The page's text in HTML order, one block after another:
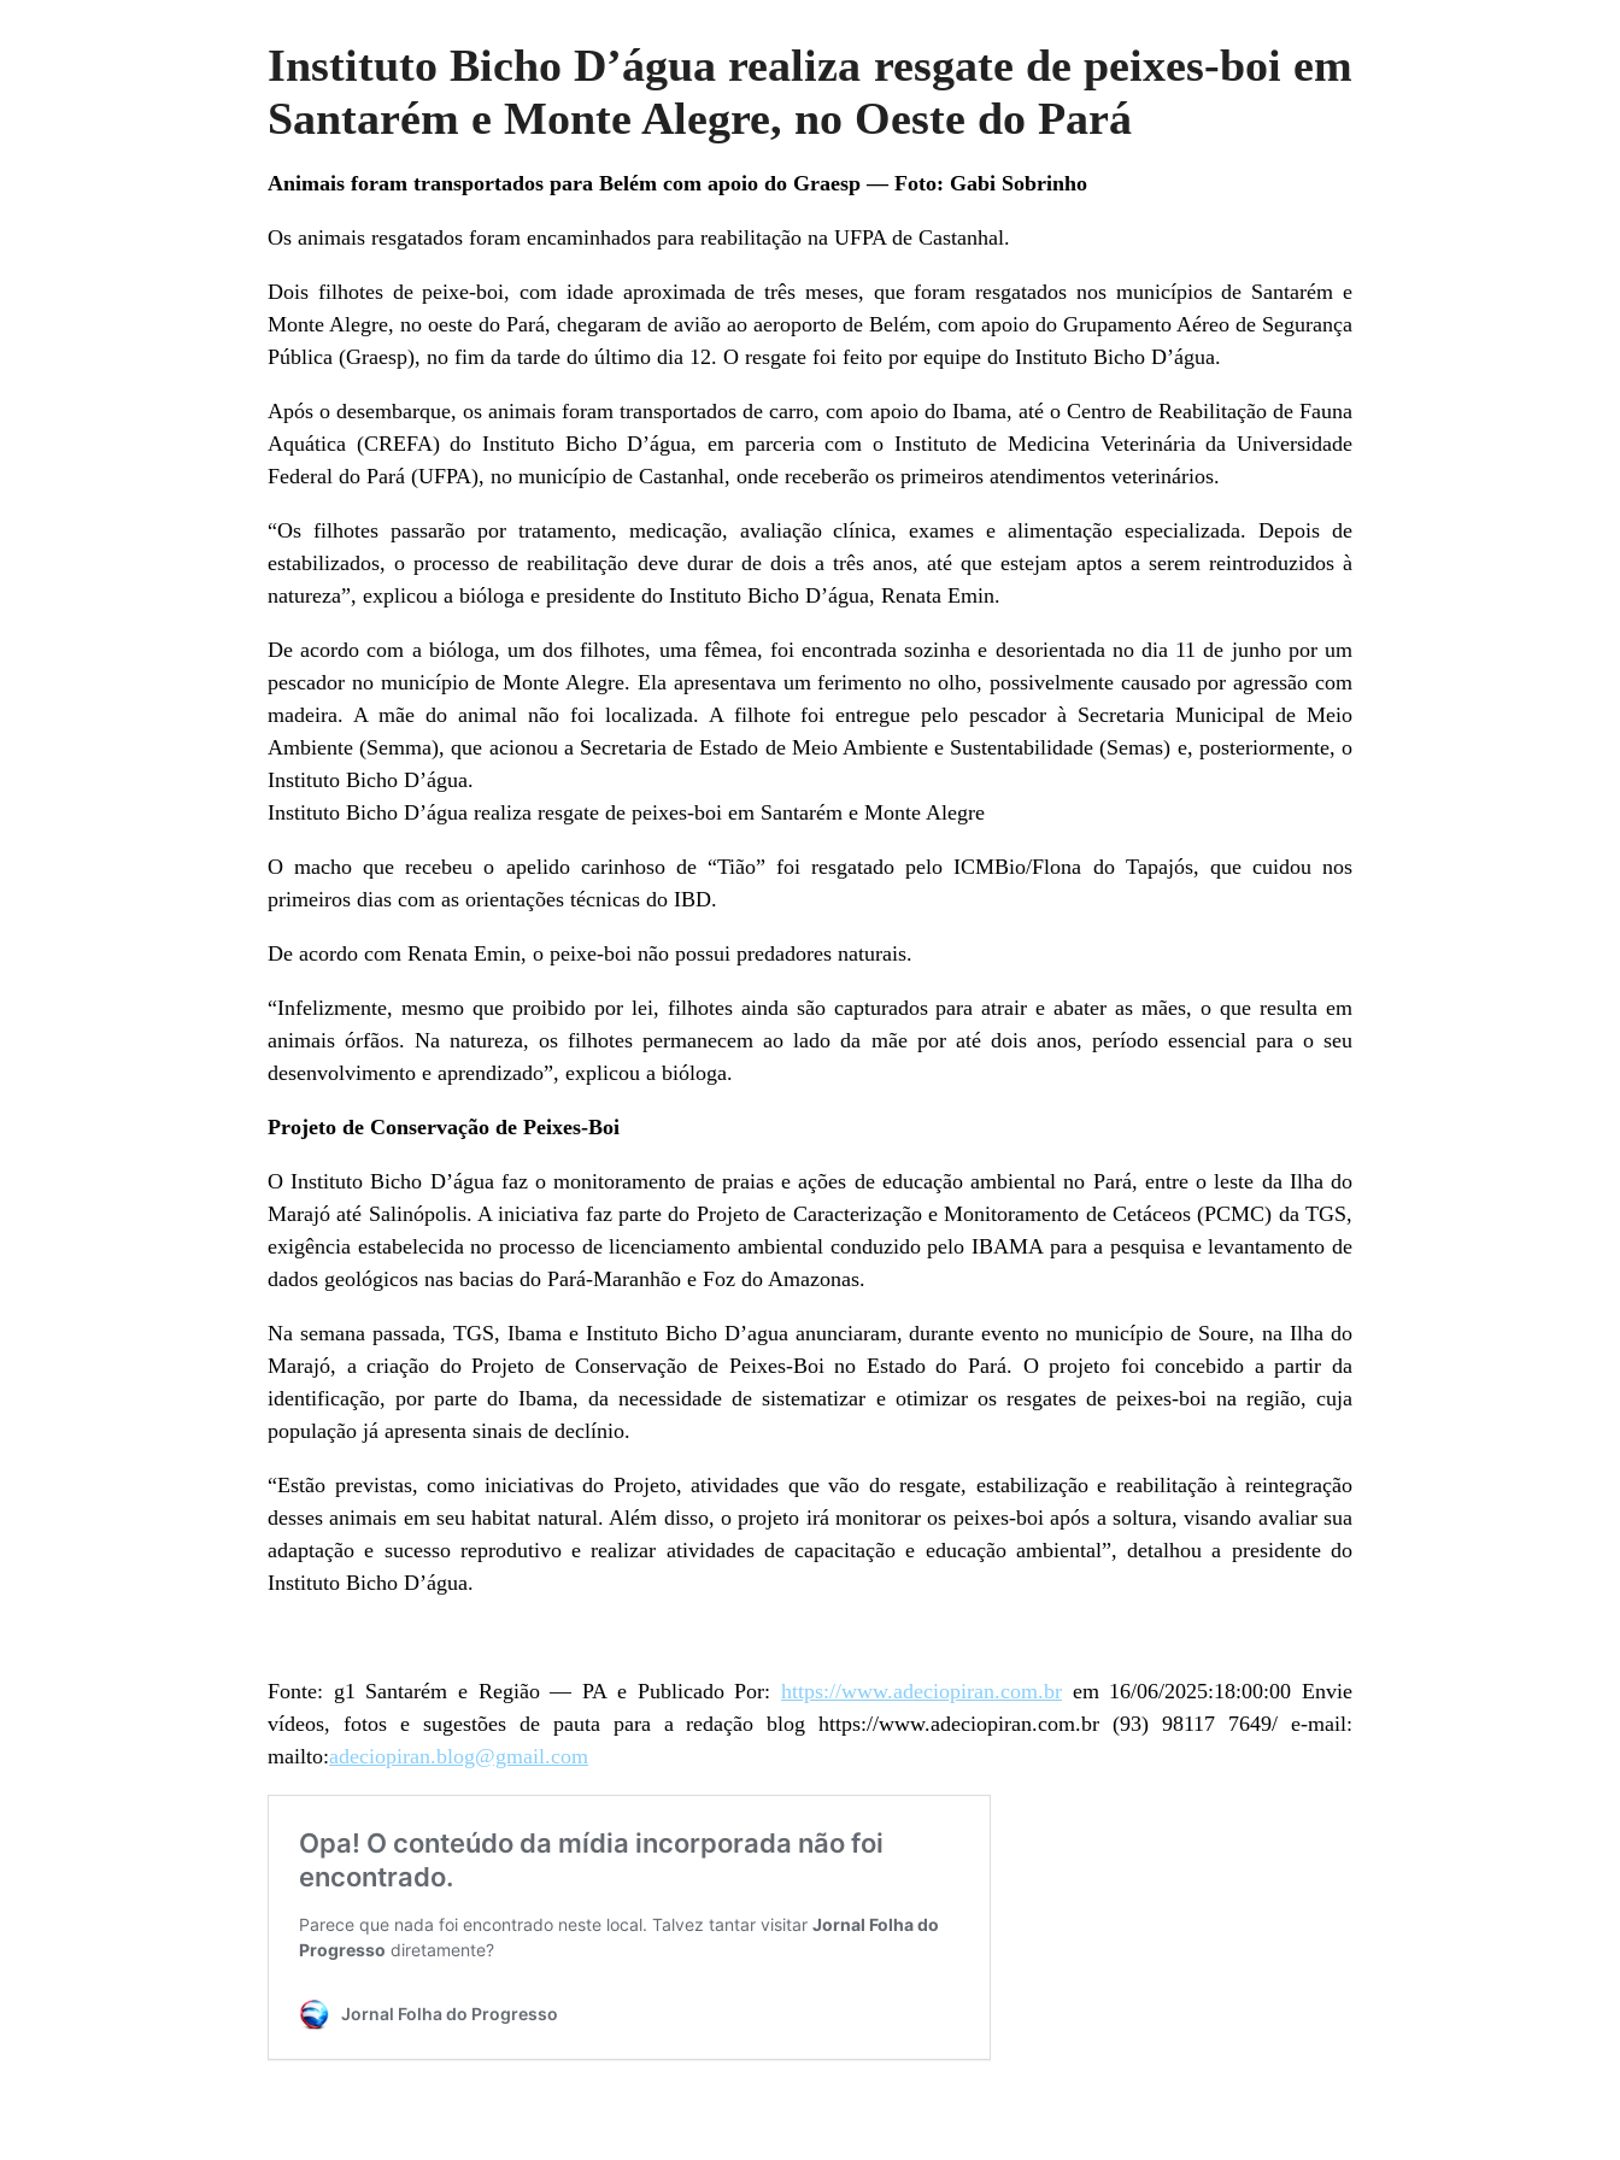
Instituto Bicho D’água realiza resgate de peixes-boi em
Santarém e Monte Alegre, no Oeste do Pará
Animais foram transportados para Belém com apoio do Graesp — Foto: Gabi Sobrinho
Os animais resgatados foram encaminhados para reabilitação na UFPA de Castanhal.
Dois filhotes de peixe-boi, com idade aproximada de três meses, que foram resgatados nos municípios de Santarém e
Monte Alegre, no oeste do Pará, chegaram de avião ao aeroporto de Belém, com apoio do Grupamento Aéreo de Segurança
Pública (Graesp), no fim da tarde do último dia 12. O resgate foi feito por equipe do Instituto Bicho D’água.
Após o desembarque, os animais foram transportados de carro, com apoio do Ibama, até o Centro de Reabilitação de Fauna
Aquática (CREFA) do Instituto Bicho D’água, em parceria com o Instituto de Medicina Veterinária da Universidade
Federal do Pará (UFPA), no município de Castanhal, onde receberão os primeiros atendimentos veterinários.
“Os filhotes passarão por tratamento, medicação, avaliação clínica, exames e alimentação especializada. Depois de
estabilizados, o processo de reabilitação deve durar de dois a três anos, até que estejam aptos a serem reintroduzidos à
natureza”, explicou a bióloga e presidente do Instituto Bicho D’água, Renata Emin.
De acordo com a bióloga, um dos filhotes, uma fêmea, foi encontrada sozinha e desorientada no dia 11 de junho por um
pescador no município de Monte Alegre. Ela apresentava um ferimento no olho, possivelmente causado por agressão com
madeira. A mãe do animal não foi localizada. A filhote foi entregue pelo pescador à Secretaria Municipal de Meio
Ambiente (Semma), que acionou a Secretaria de Estado de Meio Ambiente e Sustentabilidade (Semas) e, posteriormente, o
Instituto Bicho D’água.
Instituto Bicho D’água realiza resgate de peixes-boi em Santarém e Monte Alegre
O macho que recebeu o apelido carinhoso de “Tião” foi resgatado pelo ICMBio/Flona do Tapajós, que cuidou nos
primeiros dias com as orientações técnicas do IBD.
De acordo com Renata Emin, o peixe-boi não possui predadores naturais.
“Infelizmente, mesmo que proibido por lei, filhotes ainda são capturados para atrair e abater as mães, o que resulta em
animais órfãos. Na natureza, os filhotes permanecem ao lado da mãe por até dois anos, período essencial para o seu
desenvolvimento e aprendizado”, explicou a bióloga.
Projeto de Conservação de Peixes-Boi
O Instituto Bicho D’água faz o monitoramento de praias e ações de educação ambiental no Pará, entre o leste da Ilha do
Marajó até Salinópolis. A iniciativa faz parte do Projeto de Caracterização e Monitoramento de Cetáceos (PCMC) da TGS,
exigência estabelecida no processo de licenciamento ambiental conduzido pelo IBAMA para a pesquisa e levantamento de
dados geológicos nas bacias do Pará-Maranhão e Foz do Amazonas.
Na semana passada, TGS, Ibama e Instituto Bicho D’agua anunciaram, durante evento no município de Soure, na Ilha do
Marajó, a criação do Projeto de Conservação de Peixes-Boi no Estado do Pará. O projeto foi concebido a partir da
identificação, por parte do Ibama, da necessidade de sistematizar e otimizar os resgates de peixes-boi na região, cuja
população já apresenta sinais de declínio.
“Estão previstas, como iniciativas do Projeto, atividades que vão do resgate, estabilização e reabilitação à reintegração
desses animais em seu habitat natural. Além disso, o projeto irá monitorar os peixes-boi após a soltura, visando avaliar sua
adaptação e sucesso reprodutivo e realizar atividades de capacitação e educação ambiental”, detalhou a presidente do
Instituto Bicho D’água.
Fonte: g1 Santarém e Região — PA e Publicado Por: https://www.adeciopiran.com.brem 16/06/2025:18:00:00 Envie
vídeos, fotos e sugestões de pauta para a redação blog https://www.adeciopiran.com.br (93) 98117 7649/ e-mail:
mailto:adeciopiran.blog@gmail.com